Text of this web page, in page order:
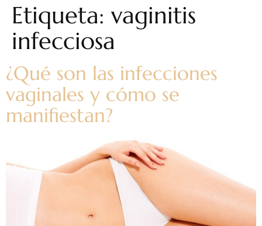
Etiqueta: vaginitis
infecciosa
¿Qué son las infecciones
vaginales y cómo se
manifiestan?